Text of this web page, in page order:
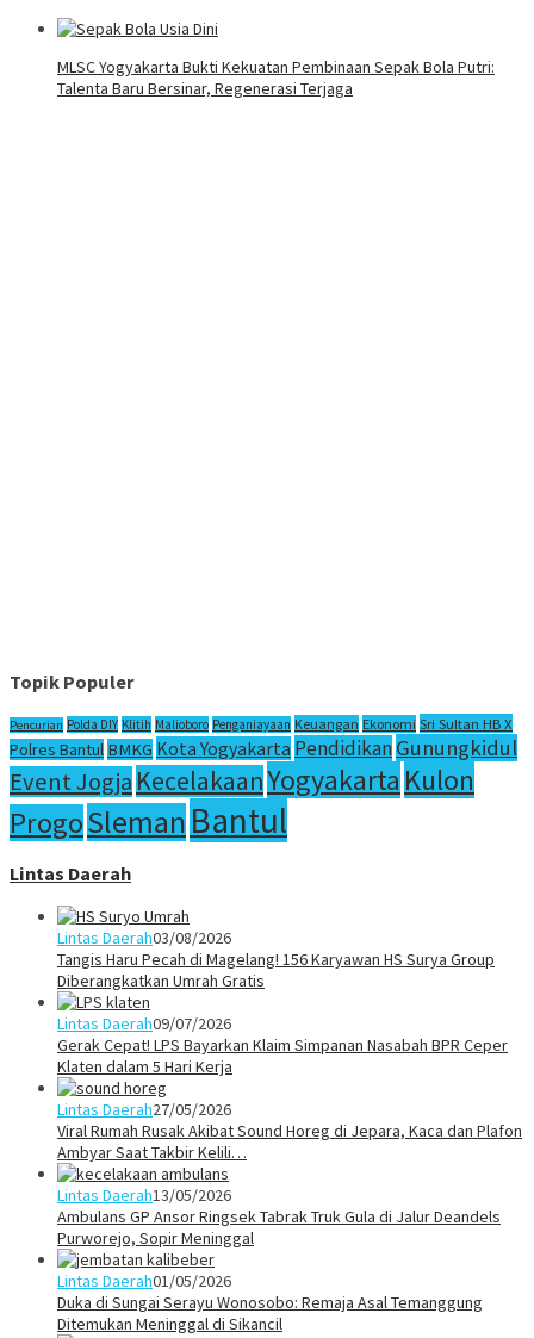
MLSC Yogyakarta Bukti Kekuatan Pembinaan Sepak Bola Putri:
Talenta Baru Bersinar, Regenerasi Terjaga
Topik Populer
Pencurian Polda DIY Klitih Malioboro Penganiayaan Keuangan Ekonomi Sri Sultan HB X
Polres Bantul BMKG Kota Yogyakarta PendidikanGunungkidul
Event Jogja KecelakaanYogyakarta Kulon
ProgoSleman Bantul
Lintas Daerah
Lintas Daerah03/08/2026
Tangis Haru Pecah di Magelang! 156 Karyawan HS Surya Group
Diberangkatkan Umrah Gratis
Lintas Daerah09/07/2026
Gerak Cepat! LPS Bayarkan Klaim Simpanan Nasabah BPR Ceper
Klaten dalam 5 Hari Kerja
Lintas Daerah27/05/2026
Viral Rumah Rusak Akibat Sound Horeg di Jepara, Kaca dan Plafon
Ambyar Saat Takbir Kelili…
Lintas Daerah13/05/2026
Ambulans GP Ansor Ringsek Tabrak Truk Gula di Jalur Deandels
Purworejo, Sopir Meninggal
Lintas Daerah01/05/2026
Duka di Sungai Serayu Wonosobo: Remaja Asal Temanggung
Ditemukan Meninggal di Sikancil